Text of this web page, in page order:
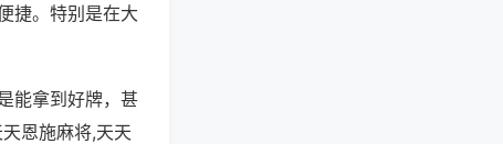
捷。特别是在大
能拿到好牌，甚
恩施麻将,天天